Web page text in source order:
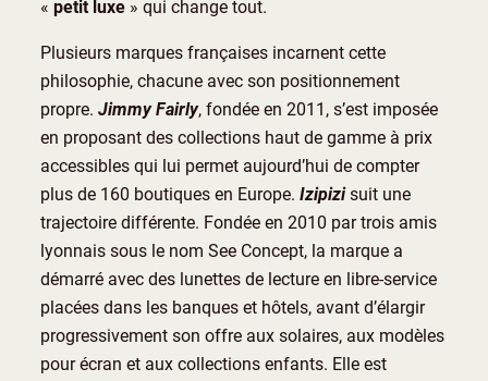
« petit luxe» qui change tout.
Plusieurs marques françaises incarnent cette
philosophie, chacune avec son positionnement
propre. Jimmy Fairly, fondée en 2011, s’est imposée
en proposant des collections haut de gamme à prix
accessibles qui lui permet aujourd’hui de compter
plus de 160 boutiques en Europe. Izipizisuit une
trajectoire différente. Fondée en 2010 par trois amis
lyonnais sous le nom See Concept, la marque a
démarré avec des lunettes de lecture en libre-service
placées dans les banques et hôtels, avant d’élargir
progressivement son offre aux solaires, aux modèles
pour écran et aux collections enfants. Elle est